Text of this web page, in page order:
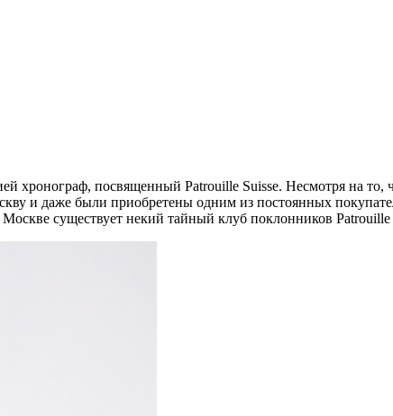
хронограф, посвященный Patrouille Suisse. Несмотря на то,
и даже были приобретены одним из постоянных
существует некий тайный клуб поклонников